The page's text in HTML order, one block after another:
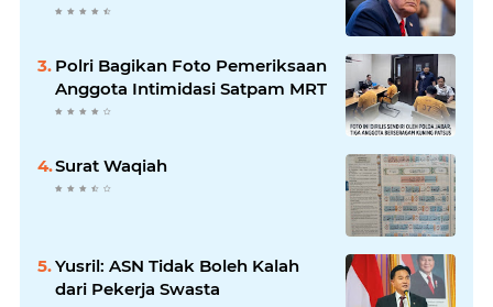
Polri Bagikan Foto Pemeriksaan
Anggota Intimidasi Satpam MRT
Surat Waqiah
Yusril: ASN Tidak Boleh Kalah
dari Pekerja Swasta